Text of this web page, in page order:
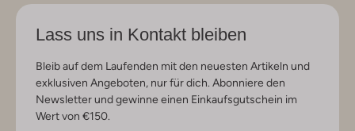
Lass uns in Kontakt bleiben
Bleib auf dem Laufenden mit den neuesten Artikeln und
exklusiven Angeboten, nur für dich. Abonniere den
Newsletter und gewinne einen Einkaufsgutschein im
Wert von €150.